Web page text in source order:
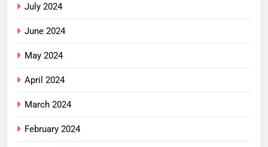
July 2024
June 2024
May 2024
April 2024
March 2024
February 2024